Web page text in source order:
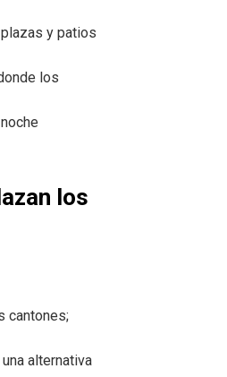
y patios
los
los
cantones;
alternativa